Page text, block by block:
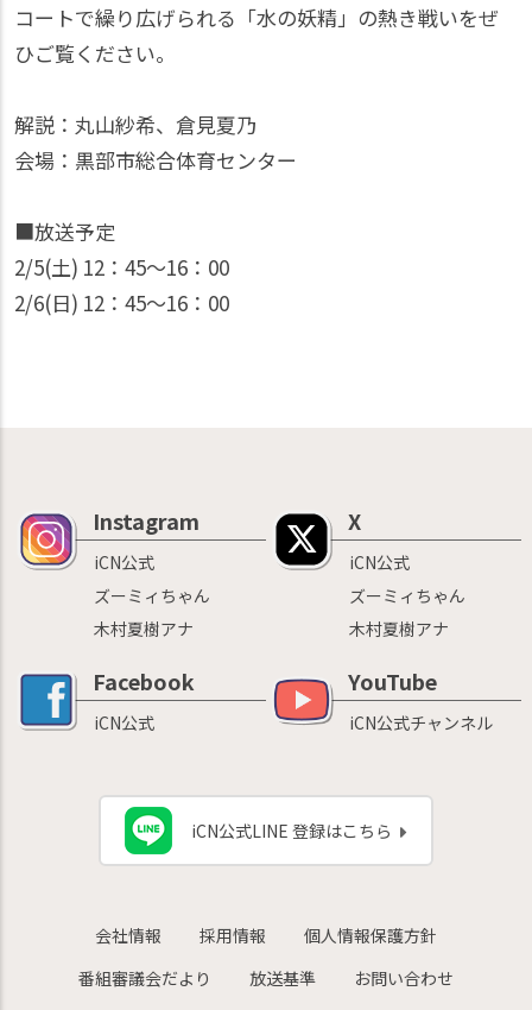
コートで繰り広げられる「水の妖精」の熱き戦いをぜ
ひご覧ください。
解説：丸山紗希、倉見夏乃
会場：黒部市総合体育センター
■放送予定
2/5(土) 12：45〜16：00
2/6(日) 12：45〜16：00
Instagram
iCN公式
ズーミィちゃん
木村夏樹アナ
X
iCN公式
ズーミィちゃん
木村夏樹アナ
Facebook
iCN公式
YouTube
iCN公式チャンネル
iCN公式LINE 登録はこちら
会社情報 採用情報
個人情報保護方針
番組審議会だより
放送基準 お問い合わせ